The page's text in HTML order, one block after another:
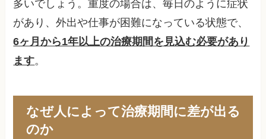
多いでしょう。重度の場合は、毎日のように症状
があり、外出や仕事が困難になっている状態で、
6ヶ月から1年以上の治療期間を見込む必要があり
ます。
なぜ人によって治療期間に差が出る
のか